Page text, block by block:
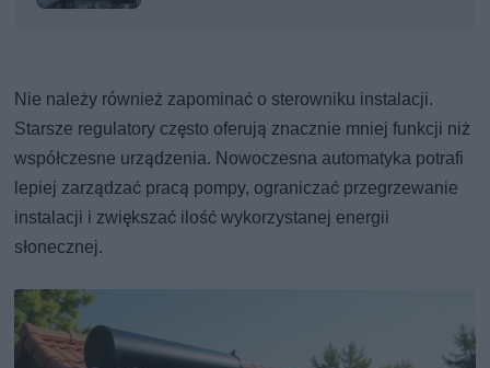
Nie należy również zapominać o sterowniku instalacji.
Starsze regulatory często oferują znacznie mniej funkcji niż
współczesne urządzenia. Nowoczesna automatyka potrafi
lepiej zarządzać pracą pompy, ograniczać przegrzewanie
instalacji i zwiększać ilość wykorzystanej energii
słonecznej.